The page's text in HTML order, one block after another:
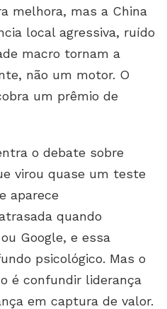
melhora, mas a China
local agressiva, ruído
macro tornam a
não um motor. O
um prêmio de
o debate sobre
virou quase um teste
aparece
quando
Google, e essa
psicológico. Mas o
é confundir liderança
em captura de valor.